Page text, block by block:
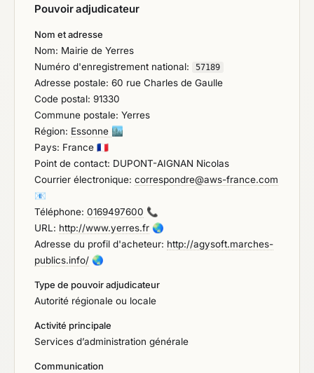
comporte des conditions d'exécution à caractère
Pouvoir adjudicateur
Nom et adresse
Nom: Mairie de Yerres
Numéro d'enregistrement national:
57189
Adresse postale: 60 rue Charles de Gaulle
Code postal: 91330
Commune postale: Yerres
Région: Essonne 🏙️
Pays: France 🇫🇷
Point de contact: DUPONT-AIGNAN Nicolas
Courrier électronique: correspondre@aws-france.com
📧
Téléphone: 0169497600 📞
URL: http://www.yerres.fr 🌏
Adresse du profil d'acheteur: http://agysoft.marches-
publics.info/ 🌏
Type de pouvoir adjudicateur
Autorité régionale ou locale
Activité principale
Services d’administration générale
Communication